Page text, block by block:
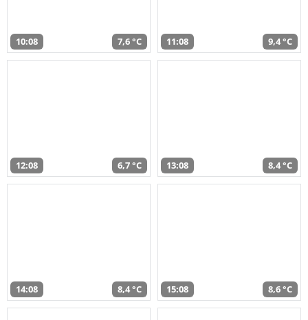
10:08 7,6 °C 11:08 9,4 °C
12:08 6,7 °C 13:08 8,4 °C
14:08 8,4 °C 15:08 8,6 °C